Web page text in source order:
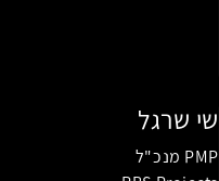
שי שרגל
PMP מנכ"ל